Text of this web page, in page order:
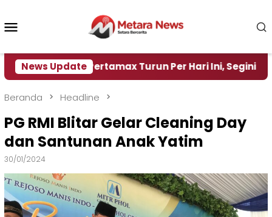
konten
News Update
Harga Pertamax Turun Per Hari Ini, Segini Harganya
Beranda Headline
PG RMI Blitar Gelar Cleaning Day
dan Santunan Anak Yatim
30/01/2024